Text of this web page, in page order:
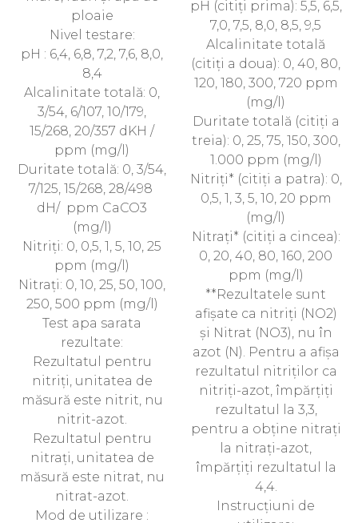
ploaie
Nivel testare:
pH : 6,4, 6,8, 7,2, 7,6, 8,0,
8,4
Alcalinitate totală: 0,
3/54, 6/107, 10/179,
15/268, 20/357 dKH /
ppm (mg/l)
Duritate totală: 0, 3/54,
7/125, 15/268, 28/498
dH/ ppm CaCO3
(mg/l)
Nitriți: 0, 0,5, 1, 5, 10, 25
ppm (mg/l)
Nitrați: 0, 10, 25, 50, 100,
250, 500 ppm (mg/l)
Test apa sarata
rezultate:
Rezultatul pentru
nitriți, unitatea de
măsură este nitrit, nu
nitrit-azot.
Rezultatul pentru
nitrați, unitatea de
măsură este nitrat, nu
nitrat-azot.
Mod de utilizare :
pH (citiți prima): 5,5, 6,5,
7,0, 7,5, 8,0, 8,5, 9,5
Alcalinitate totală
(citiți a doua): 0, 40, 80,
120, 180, 300, 720 ppm
(mg/l)
Duritate totală (citiți a
treia): 0, 25, 75, 150, 300,
1.000 ppm (mg/l)
Nitriți* (citiți a patra): 0,
0,5, 1, 3, 5, 10, 20 ppm
(mg/l)
Nitrați* (citiți a cincea):
0, 20, 40, 80, 160, 200
ppm (mg/l)
**Rezultatele sunt
afișate ca nitriți (NO2)
și Nitrat (NO3), nu în
azot (N). Pentru a afișa
rezultatul nitriților ca
nitriți-azot, împărțiți
rezultatul la 3,3,
pentru a obține nitrați
la nitrați-azot,
împărțiți rezultatul la
4,4.
Instrucțiuni de